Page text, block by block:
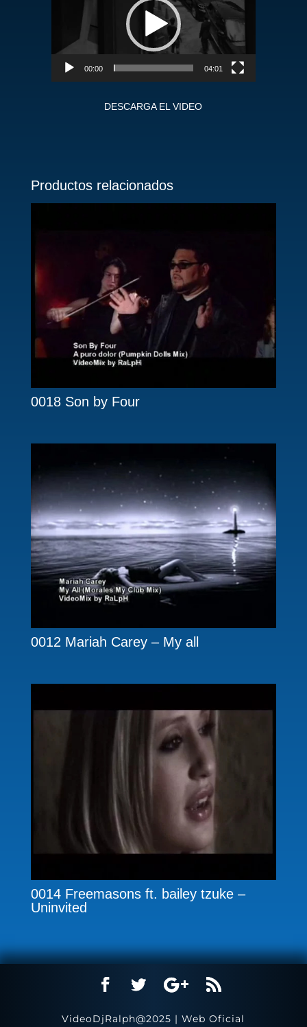
00:00 04:01
DESCARGA EL VIDEO
Productos relacionados
0018 Son by Four
0012 Mariah Carey – My all
0014 Freemasons ft. bailey tzuke –
Uninvited
VideoDjRalph@2025 | Web Oficial